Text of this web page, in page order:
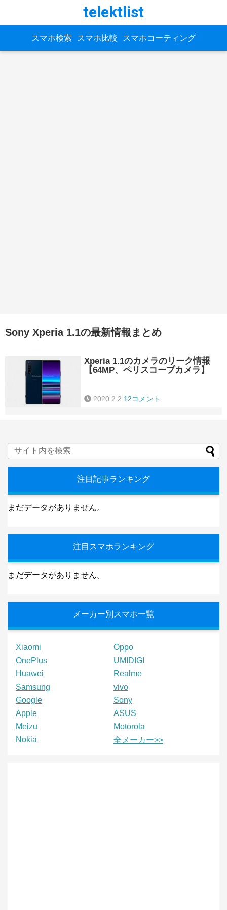
telektlist
スマホ検索 スマホ比較 スマホコーティング
Sony Xperia 1.1の最新情報まとめ
Xperia 1.1のカメラのリーク情報
【64MP、ペリスコープカメラ】
2020.2.2 12コメント
注目記事ランキング
まだデータがありません。
注目スマホランキング
まだデータがありません。
メーカー別スマホ一覧
Xiaomi
Oppo
OnePlus
UMIDIGI
Huawei
Realme
Samsung
vivo
Google
Sony
Apple
ASUS
Meizu
Motorola
Nokia
全メーカー>>